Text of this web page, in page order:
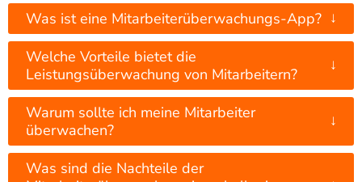
Was ist eine Mitarbeiterüberwachungs-App? ↓
Welche Vorteile bietet die
Leistungsüberwachung von Mitarbeitern?
↓
Warum sollte ich meine Mitarbeiter
überwachen?
↓
Was sind die Nachteile der